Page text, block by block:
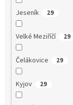
Jeseník 29
Velké Meziříčí 29
Čelákovice 29
Kyjov 29